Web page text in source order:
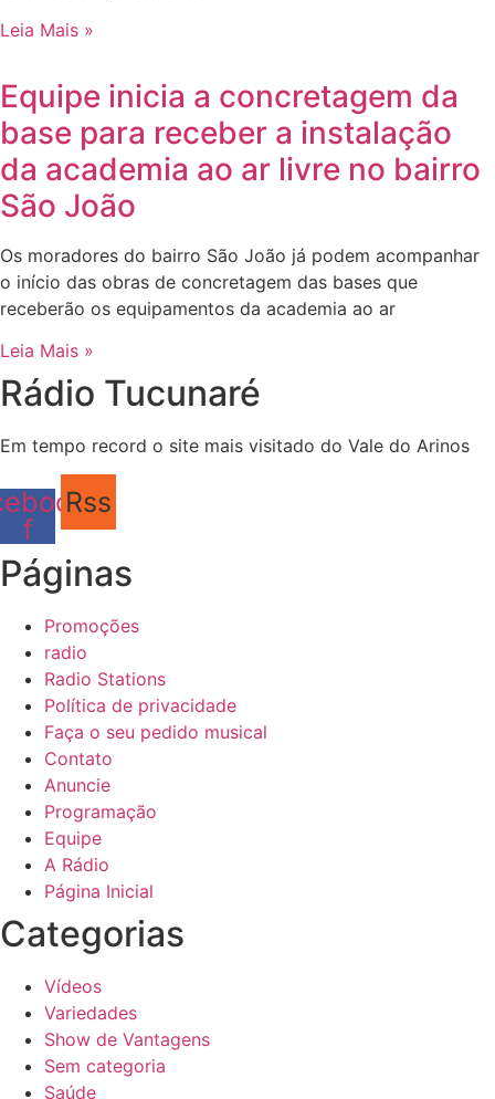
Leia Mais »
Equipe inicia a concretagem da
base para receber a instalação
da academia ao ar livre no bairro
São João
Os moradores do bairro São João já podem acompanhar
o início das obras de concretagem das bases que
receberão os equipamentos da academia ao ar
Leia Mais »
Rádio Tucunaré
Em tempo record o site mais visitado do Vale do Arinos
f
Rss
Páginas
Promoções
radio
Radio Stations
Política de privacidade
Faça o seu pedido musical
Contato
Anuncie
Programação
Equipe
A Rádio
Página Inicial
Categorias
Vídeos
Variedades
Show de Vantagens
Sem categoria
Saúde